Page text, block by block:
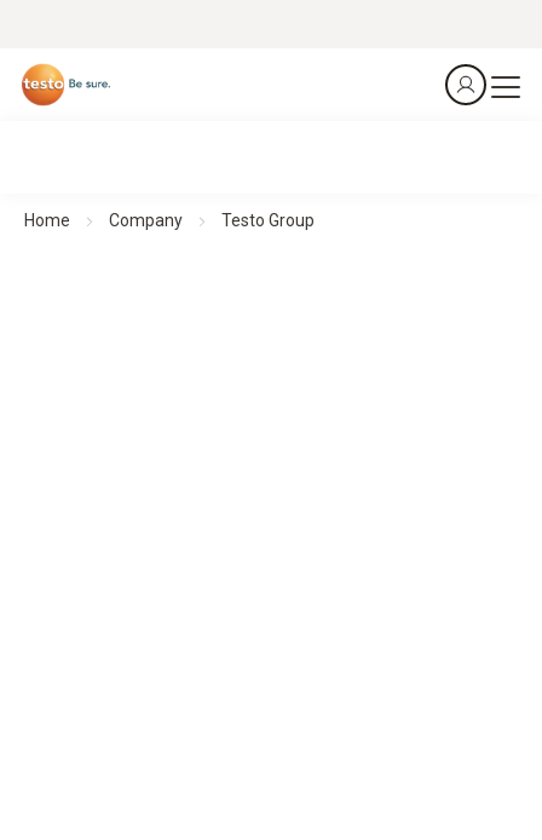
Home Company Testo Group